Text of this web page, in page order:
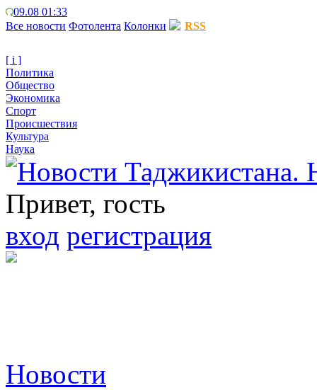
09.08 01:33
Все новости Фотолента Колонки RSS
[ i ]
Политика
Общество
Экономика
Спорт
Происшествия
Культура
Наука
Привет, гость
вход регистрация
Новости